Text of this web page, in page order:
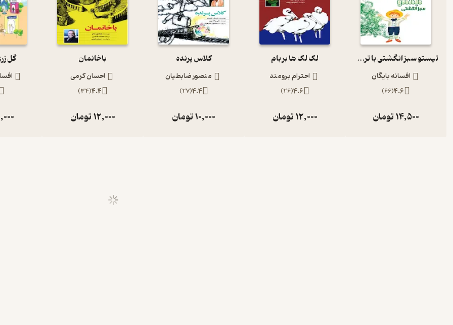
تیستو سبز انگشتی با ترجمه لیلی گلستان
افسانه بایگان
4.6
(
66
)
14,500تومان
لک لک ها بر بام
احترام برومند
4.6
(
26
)
12,000تومان
کلاس پرنده
منصور ضابطیان
4.4
(
27
)
10,000تومان
باخانمان
احسان کرمی
4.4
(
34
)
12,000تومان
گل